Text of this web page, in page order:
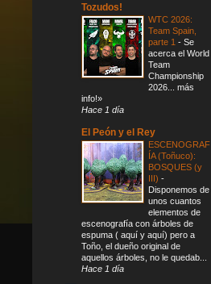
Tozudos!
WTC 2026:
Team Spain,
parte 1 - Se
acerca el World
Team
Championship
2026... más
info!»
Hace 1 día
El Peón y el Rey
ESCENOGRAF
ÍA (Toñuco):
BOSQUES (y
III) -
Disponemos de
unos cuantos
elementos de
escenografía con árboles de
espuma ( aquí y aquí) pero a
Toño, el dueño original de
aquellos árboles, no le quedab...
Hace 1 día